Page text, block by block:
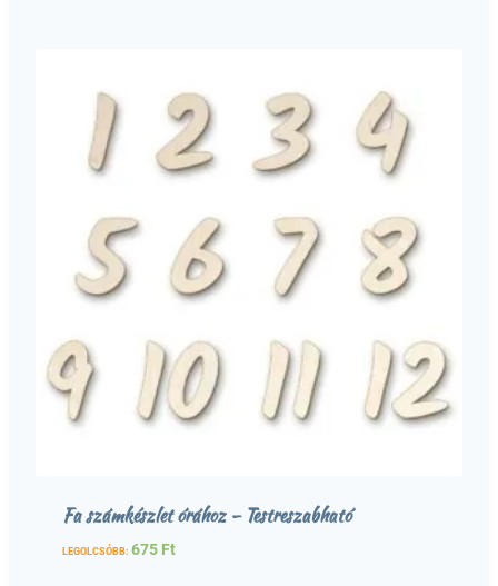
Fa számkészlet órához – Testreszabható
LEGOLCSÓBB: 675 Ft